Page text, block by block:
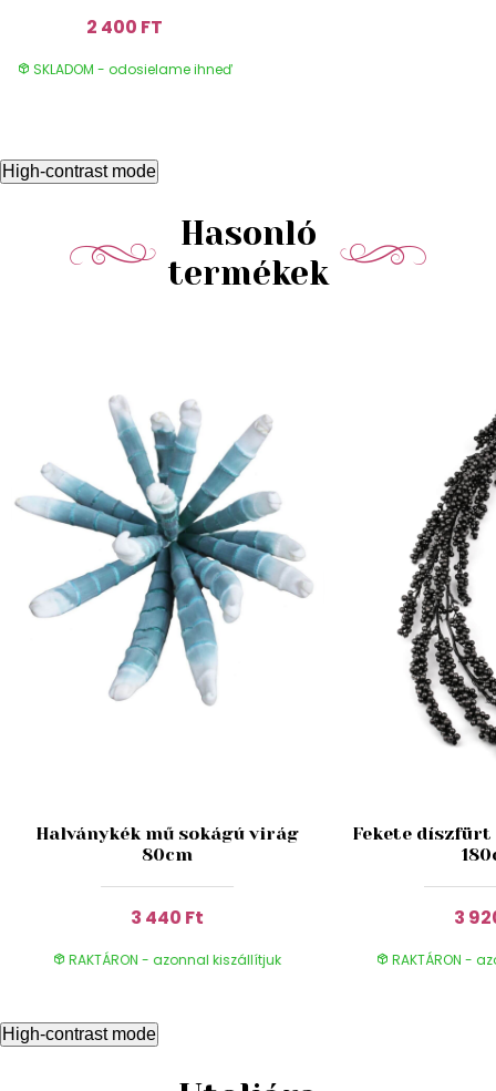
2 400 FT
SKLADOM - odosielame ihneď
High-contrast mode
Hasonló
termékek
Halványkék mű sokágú virág
80cm
3 440 Ft
RAKTÁRON - azonnal kiszállítjuk
Fekete
3
RAKTÁRON -
High-contrast mode